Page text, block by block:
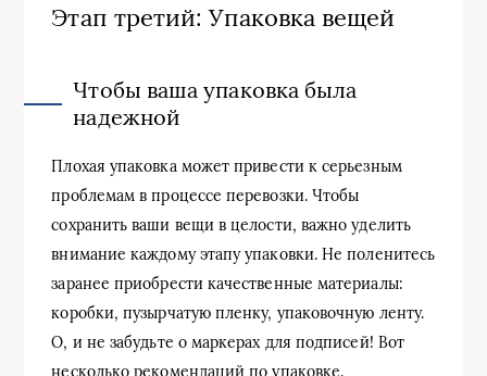
Этап третий: Упаковка вещей
Чтобы ваша упаковка была
надежной
Плохая упаковка может привести к серьезным
проблемам в процессе перевозки. Чтобы
сохранить ваши вещи в целости, важно уделить
внимание каждому этапу упаковки. Не поленитесь
заранее приобрести качественные материалы:
коробки, пузырчатую пленку, упаковочную ленту.
О, и не забудьте о маркерах для подписей! Вот
несколько рекомендаций по упаковке.